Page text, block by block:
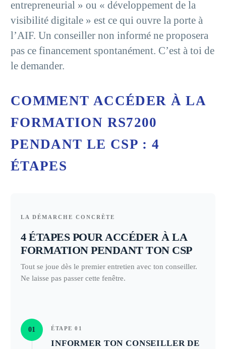
entrepreneurial » ou « développement de la
visibilité digitale » est ce qui ouvre la porte à
l’AIF. Un conseiller non informé ne proposera
pas ce financement spontanément. C’est à toi de
le demander.
COMMENT ACCÉDER À LA
FORMATION RS7200
PENDANT LE CSP : 4
ÉTAPES
LA DÉMARCHE CONCRÈTE
4 ÉTAPES POUR ACCÉDER À LA
FORMATION PENDANT TON CSP
Tout se joue dès le premier entretien avec ton conseiller.
Ne laisse pas passer cette fenêtre.
01 ÉTAPE 01
INFORMER TON CONSEILLER DE